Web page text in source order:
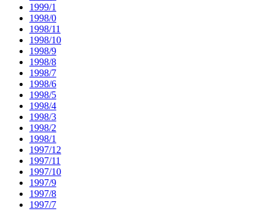
1999/1
1998/0
1998/11
1998/10
1998/9
1998/8
1998/7
1998/6
1998/5
1998/4
1998/3
1998/2
1998/1
1997/12
1997/11
1997/10
1997/9
1997/8
1997/7